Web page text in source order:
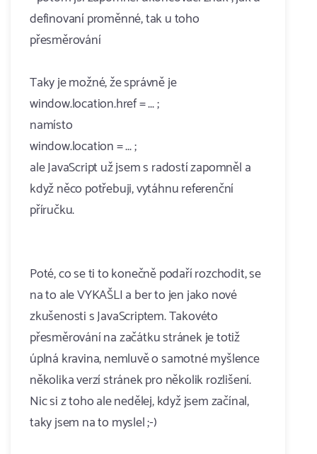
definovaní proměnné, tak u toho
přesměrování
Taky je možné, že správně je
window.location.href = ... ;
namísto
window.location = ... ;
ale JavaScript už jsem s radostí zapomněl a
když něco potřebuji, vytáhnu referenční
příručku.
Poté, co se ti to konečně podaří rozchodit, se
na to ale VYKAŠLI a ber to jen jako nové
zkušenosti s JavaScriptem. Takovéto
přesměrování na začátku stránek je totiž
úplná kravina, nemluvě o samotné myšlence
několika verzí stránek pro několik rozlišení.
Nic si z toho ale nedělej, když jsem začínal,
taky jsem na to myslel ;-)